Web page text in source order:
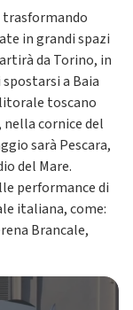
in grandi spazi
da Torino, in
a Baia
toscano
nella cornice del
sarà Pescara,
del Mare.
performance di
italiana, come:
Brancale,